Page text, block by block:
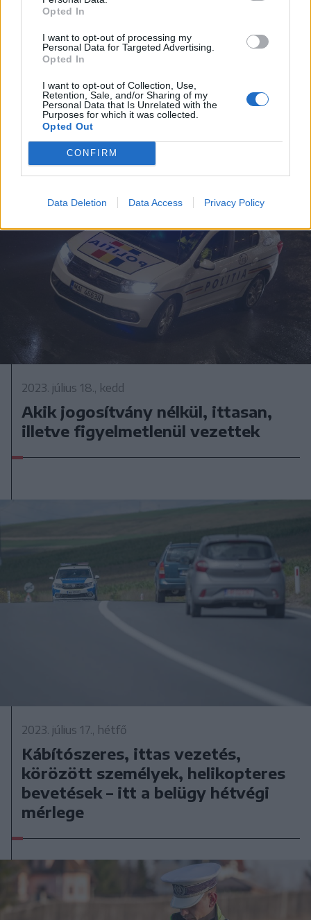
Opted In
I want to opt-out of processing my
Personal Data for Targeted Advertising.
Opted In
I want to opt-out of Collection, Use,
Retention, Sale, and/or Sharing of my
Personal Data that Is Unrelated with the
Purposes for which it was collected.
Opted Out
CONFIRM
Data Deletion Data Access Privacy Policy
2023. július 19., szerda
Két autó ütközött össze
Csíkszeredában
2023. július 18., kedd
Akik jogosítvány nélkül, ittasan,
illetve figyelmetlenül vezettek
2023. július 17., hétfő
Kábítószeres, ittas vezetés,
körözött személyek, helikopteres
bevetések – itt a belügy hétvégi
mérlege